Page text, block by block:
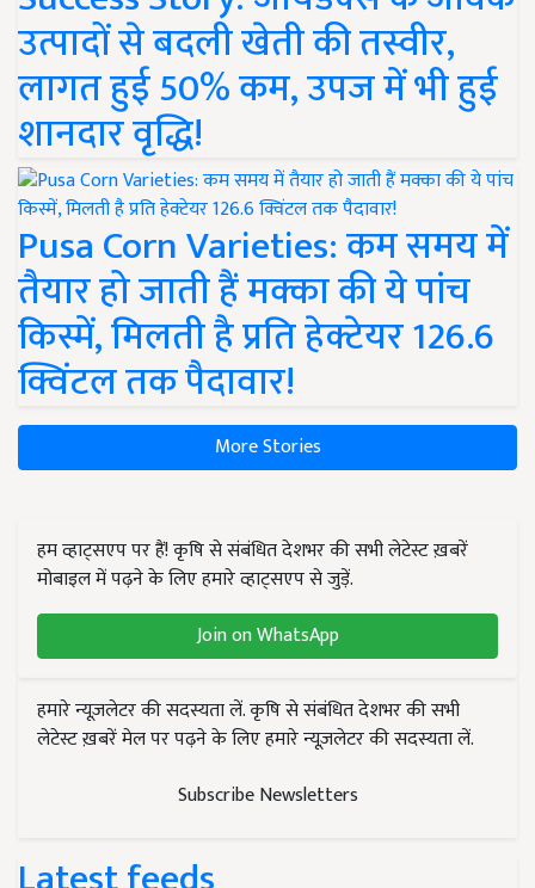
उत्पादों से बदली खेती की तस्वीर,
लागत हुई 50% कम, उपज में भी हुई
शानदार वृद्धि!
Pusa Corn Varieties: कम समय में
तैयार हो जाती हैं मक्का की ये पांच
किस्में, मिलती है प्रति हेक्टेयर 126.6
क्विंटल तक पैदावार!
More Stories
हम व्हाट्सएप पर हैं! कृषि से संबंधित देशभर की सभी लेटेस्ट ख़बरें
मोबाइल में पढ़ने के लिए हमारे व्हाट्सएप से जुड़ें.
Join on WhatsApp
हमारे न्यूज़लेटर की सदस्यता लें. कृषि से संबंधित देशभर की सभी
लेटेस्ट ख़बरें मेल पर पढ़ने के लिए हमारे न्यूज़लेटर की सदस्यता लें.
Subscribe Newsletters